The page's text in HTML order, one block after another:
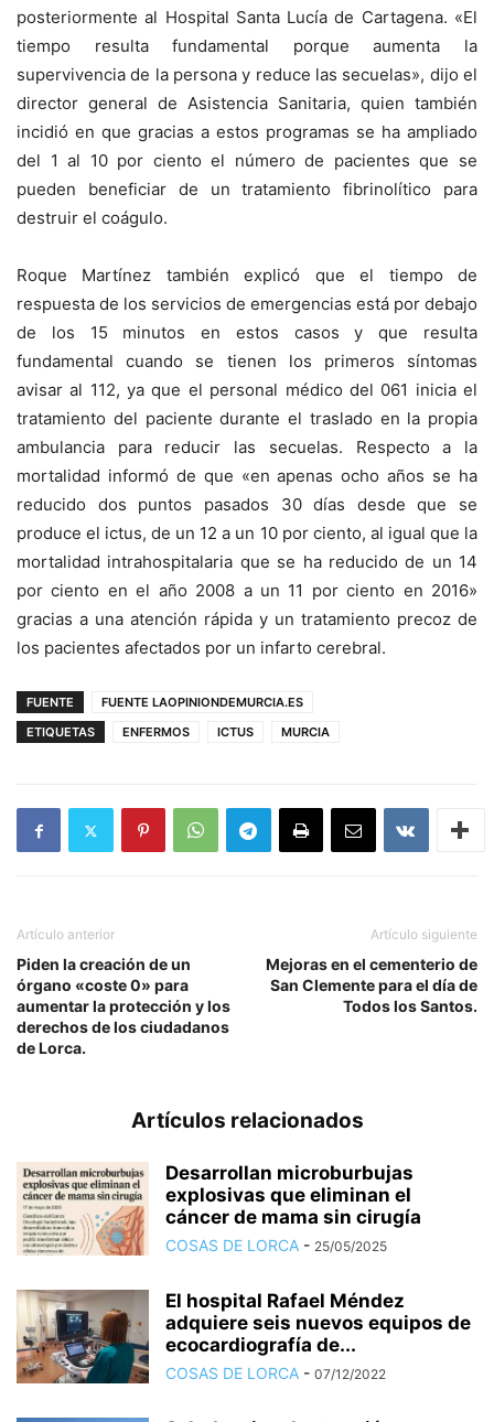
posteriormente al Hospital Santa Lucía de Cartagena. «El
tiempo resulta fundamental porque aumenta la
supervivencia de la persona y reduce las secuelas», dijo el
director general de Asistencia Sanitaria, quien también
incidió en que gracias a estos programas se ha ampliado
del 1 al 10 por ciento el número de pacientes que se
pueden beneficiar de un tratamiento fibrinolítico para
destruir el coágulo.
Roque Martínez también explicó que el tiempo de
respuesta de los servicios de emergencias está por debajo
de los 15 minutos en estos casos y que resulta
fundamental cuando se tienen los primeros síntomas
avisar al 112, ya que el personal médico del 061 inicia el
tratamiento del paciente durante el traslado en la propia
ambulancia para reducir las secuelas. Respecto a la
mortalidad informó de que «en apenas ocho años se ha
reducido dos puntos pasados 30 días desde que se
produce el ictus, de un 12 a un 10 por ciento, al igual que la
mortalidad intrahospitalaria que se ha reducido de un 14
por ciento en el año 2008 a un 11 por ciento en 2016»
gracias a una atención rápida y un tratamiento precoz de
los pacientes afectados por un infarto cerebral.
FUENTE
FUENTE LAOPINIONDEMURCIA.ES
ETIQUETAS
ENFERMOS ICTUS MURCIA
Artículo anterior
Piden la creación de un
órgano «coste 0» para
aumentar la protección y los
derechos de los ciudadanos
de Lorca.
Artículo siguiente
Mejoras en el cementerio de
San Clemente para el día de
Todos los Santos.
Artículos relacionados
Desarrollan microburbujas
explosivas que eliminan el
cáncer de mama sin cirugía
COSAS DE LORCA - 25/05/2025
El hospital Rafael Méndez
adquiere seis nuevos equipos de
ecocardiografía de...
COSAS DE LORCA - 07/12/2022